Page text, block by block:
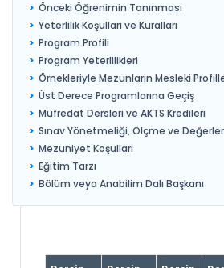
Önceki Öğrenimin Tanınması
Yeterlilik Koşulları ve Kuralları
Program Profili
Program Yeterlilikleri
Örnekleriyle Mezunların Mesleki
Üst Derece Programlarına Geçiş
Müfredat Dersleri ve AKTS Kredileri
Sınav Yönetmeliği, Ölçme ve
Mezuniyet Koşulları
Eğitim Tarzı
Bölüm veya Anabilim Dalı Başkanı